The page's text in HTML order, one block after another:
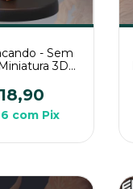
- Sem
3D
com Pix